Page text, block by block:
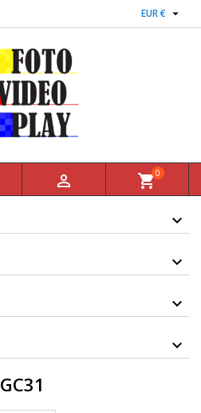
EUR € 
 shopping_cart0
GC31